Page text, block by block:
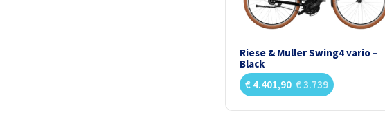
Riese & Muller Swing4 vario –
Black
€4.401,90 €3.739